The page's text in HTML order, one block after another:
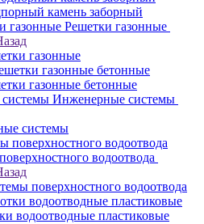
камень заборный
Решетки газонные
газонные
газонные бетонные
Инженерные системы
системы
водоотвода
поверхностного водоотвода
водоотводные пластиковые